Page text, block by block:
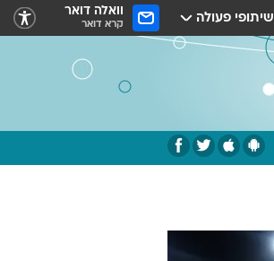
שיתופי פעולה וואלה דואר
קרא דואר